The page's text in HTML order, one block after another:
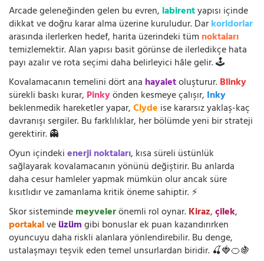
Arcade geleneğinden gelen bu evren, labirentyapısı içinde
dikkat ve doğru karar alma üzerine kuruludur. Darkoridorlar
arasında ilerlerken hedef, harita üzerindeki tüm noktaları
temizlemektir. Alan yapısı basit görünse de ilerledikçe hata
payı azalır ve rota seçimi daha belirleyici hâle gelir. 🕹️
Kovalamacanın temelini dört ana hayaletoluşturur.Blinky
sürekli baskı kurar, Pinkyönden kesmeye çalışır, Inky
beklenmedik hareketler yapar,Clyde ise kararsız yaklaş-kaç
davranışı sergiler. Bu farklılıklar, her bölümde yeni bir strateji
gerektirir. 👻
Oyun içindekienerji noktaları, kısa süreli üstünlük
sağlayarak kovalamacanın yönünü değiştirir. Bu anlarda
daha cesur hamleler yapmak mümkün olur ancak süre
kısıtlıdır ve zamanlama kritik öneme sahiptir. ⚡
Skor sistemindemeyvelerönemli rol oynar.Kiraz,çilek,
portakalveüzümgibi bonuslar ek puan kazandırırken
oyuncuyu daha riskli alanlara yönlendirebilir. Bu denge,
ustalaşmayı teşvik eden temel unsurlardan biridir. 🍒🍓🍊🍇